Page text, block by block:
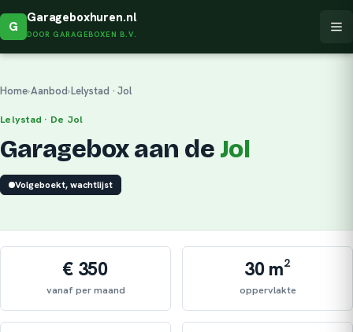
G
Garageboxhuren.nl
DOOR GARAGEBOXEN B.V.
Home›Aanbod›Lelystad · Jol
Lelystad · De Jol
Garagebox aan de Jol
Volgeboekt, wachtlijst
€ 350
vanaf per maand
30 m²
oppervlakte